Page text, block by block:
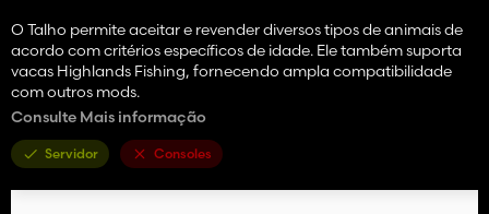
O Talho permite aceitar e revender diversos tipos de animais de
acordo com critérios específicos de idade. Ele também suporta
vacas Highlands Fishing, fornecendo ampla compatibilidade
com outros mods.
rentabilizar os seus animais adultos.
💰 Informações gerais
Consulte Mais informação
Servidor Consoles